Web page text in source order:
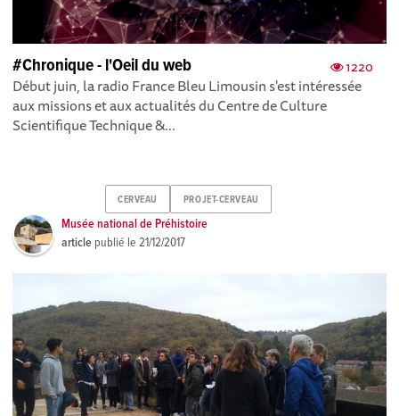
1220
#Chronique - l'Oeil du web
Début juin, la radio France Bleu Limousin s'est intéressée
aux missions et aux actualités du Centre de Culture
Scientifique Technique &...
CERVEAU PROJET-CERVEAU
Musée national de Préhistoire
article publié le21/12/2017